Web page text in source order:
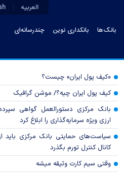
بانک‌ها بانکداری نوین چندرسانه‌ای
العربیه
«کیف پول ایران» چیست؟
کیف پول ایران چیه؟/ موشن گرافیک
بانک مرکزی دستورالعمل گواهی
ارزی ویژه سرمایه‌گذاری را ابلاغ کرد
سیاست‌های حمایتی بانک مرکزی باید
کانال کنترل تورم بگذرد
وقتی سیم کارت وثیقه میشه